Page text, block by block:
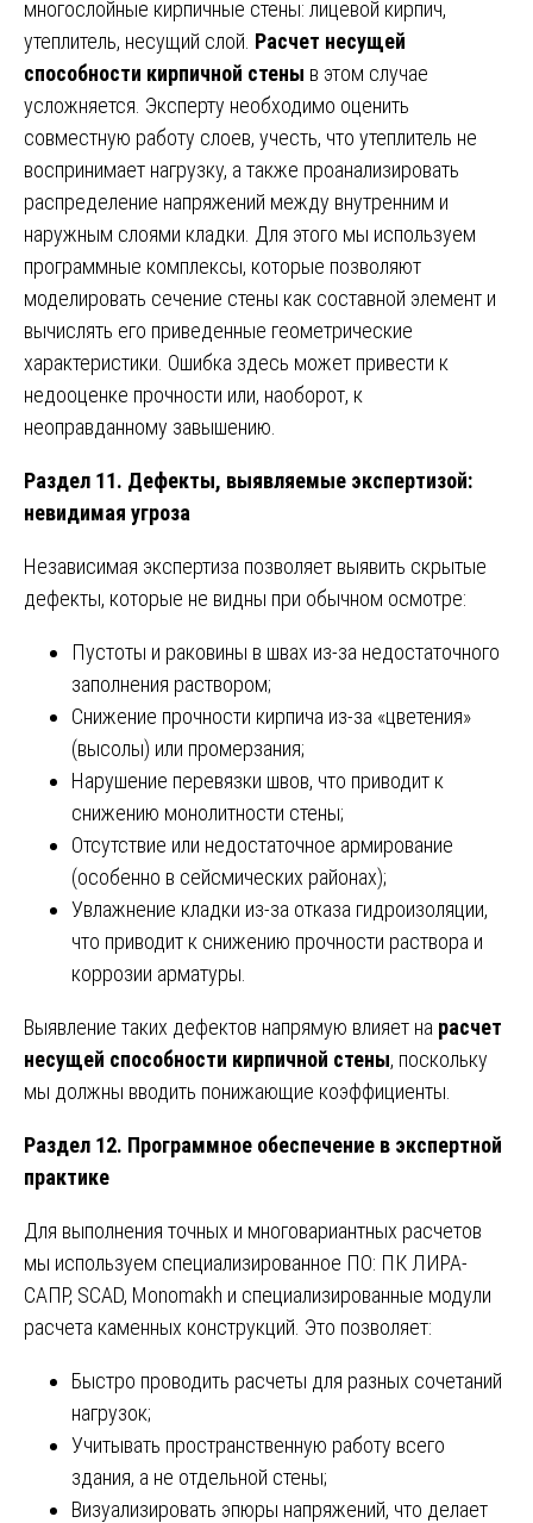
многослойные кирпичные стены: лицевой кирпич,
утеплитель, несущий слой. Расчет несущей
способности кирпичной стены в этом случае
усложняется. Эксперту необходимо оценить
совместную работу слоев, учесть, что утеплитель не
воспринимает нагрузку, а также проанализировать
распределение напряжений между внутренним и
наружным слоями кладки. Для этого мы используем
программные комплексы, которые позволяют
моделировать сечение стены как составной элемент и
вычислять его приведенные геометрические
характеристики. Ошибка здесь может привести к
недооценке прочности или, наоборот, к
неоправданному завышению.
Раздел 11. Дефекты, выявляемые экспертизой:
невидимая угроза
Независимая экспертиза позволяет выявить скрытые
дефекты, которые не видны при обычном осмотре:
Пустоты и раковины в швах из-за недостаточного
заполнения раствором;
Снижение прочности кирпича из-за «цветения»
(высолы) или промерзания;
Нарушение перевязки швов, что приводит к
снижению монолитности стены;
Отсутствие или недостаточное армирование
(особенно в сейсмических районах);
Увлажнение кладки из-за отказа гидроизоляции,
что приводит к снижению прочности раствора и
коррозии арматуры.
Выявление таких дефектов напрямую влияет на расчет
несущей способности кирпичной стены, поскольку
мы должны вводить понижающие коэффициенты.
Раздел 12. Программное обеспечение в экспертной
практике
Для выполнения точных и многовариантных расчетов
мы используем специализированное ПО: ПК ЛИРА-
САПР, SCAD, Monomakh и специализированные модули
расчета каменных конструкций. Это позволяет:
Быстро проводить расчеты для разных сочетаний
нагрузок;
Учитывать пространственную работу всего
здания, а не отдельной стены;
Визуализировать эпюры напряжений, что делает